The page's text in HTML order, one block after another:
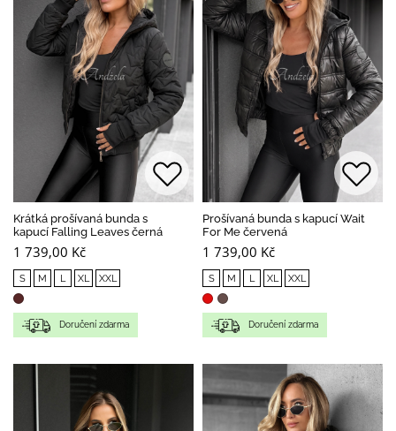
Krátká prošívaná bunda s
kapucí Falling Leaves černá
1 739,00 Kč
S M L XL XXL
Doručení zdarma
Prošívaná bunda s kapucí Wait
For Me červená
1 739,00 Kč
S M L XL XXL
Doručení zdarma